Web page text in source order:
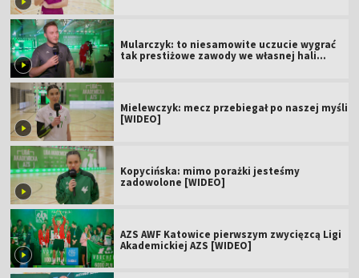
Mularczyk: to niesamowite uczucie wygrać
tak prestiżowe zawody we własnej hali
Mielewczyk: mecz przebiegał po naszej myśli
[WIDEO]
Kopycińska: mimo porażki jesteśmy
zadowolone [WIDEO]
AZS AWF Katowice pierwszym zwycięzcą Ligi
Akademickiej AZS [WIDEO]